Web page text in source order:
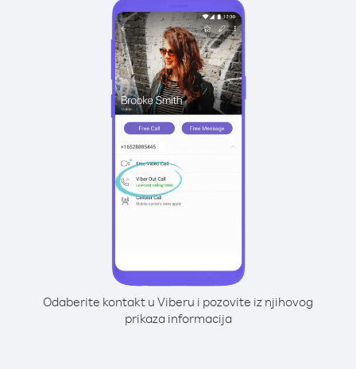
Odaberite kontakt u Viberu i pozovite iz njihovog
prikaza informacija